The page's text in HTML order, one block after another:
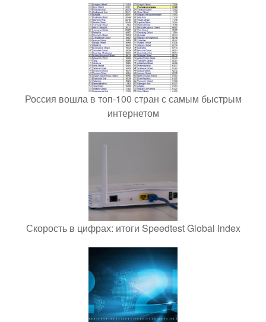
Россия вошла в топ-100 стран с самым быстрым
интернетом
Скорость в цифрах: итоги Speedtest Global Index